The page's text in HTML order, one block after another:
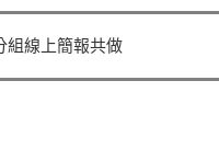
組線上簡報共做